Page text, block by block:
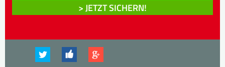
> JETZT SICHERN!